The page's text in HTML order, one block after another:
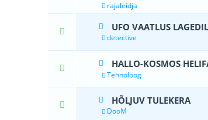
rajaleidja
UFO VAATLUS
detective
HALLO-KOSMOS
Tehnoloog
HÕLJUV TULEKERA
DooM